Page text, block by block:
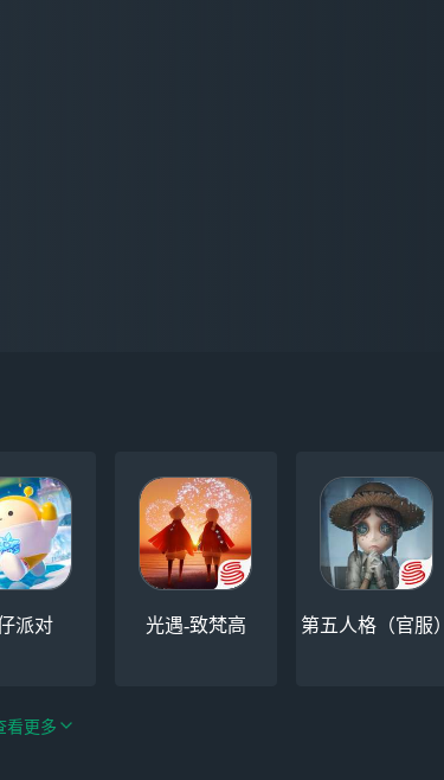
派对 光遇-致梵高 第五人格（官服）
看更多